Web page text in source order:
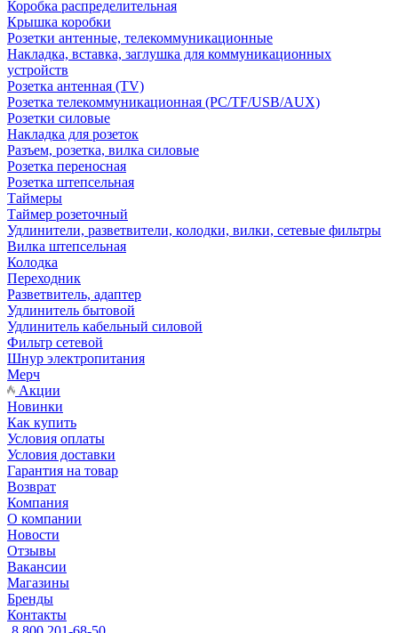
Коробка распределительная
Крышка коробки
Розетки антенные, телекоммуникационные
Накладка, вставка, заглушка для коммуникационных
устройств
Розетка антенная (TV)
Розетка телекоммуникационная (PC/TF/USB/AUX)
Розетки силовые
Накладка для розеток
Разъем, розетка, вилка силовые
Розетка переносная
Розетка штепсельная
Таймеры
Таймер розеточный
Удлинители, разветвители, колодки, вилки, сетевые фильтры
Вилка штепсельная
Колодка
Переходник
Разветвитель, адаптер
Удлинитель бытовой
Удлинитель кабельный силовой
Фильтр сетевой
Шнур электропитания
Мерч
Акции
Новинки
Как купить
Условия оплаты
Условия доставки
Гарантия на товар
Возврат
Компания
О компании
Новости
Отзывы
Вакансии
Магазины
Бренды
Контакты